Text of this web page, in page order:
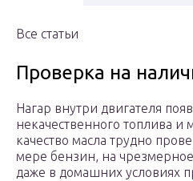
Все статьи
Проверка на
Нагар внутри двигателя
некачественного топлива и
качество масла трудно
мере бензин, на
даже в домашних условиях